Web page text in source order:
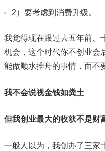
2）要考虑到消费升级。
我觉得现在跟过去五年前、
机会，这个时代你不创业会
能做顺水推舟的事情，而不
我不会说视金钱如粪土
但我创业最大的收获不是财
一般人以为，我创办了三家